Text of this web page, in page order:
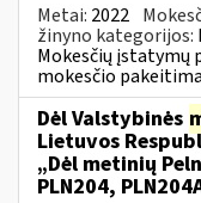
Metai: 2022
žinyno kategorijos:
Mokesčių įstatymų
mokesčio
Dėl Valstybinės
Lietuvos
„Dėl metinių
PLN204,